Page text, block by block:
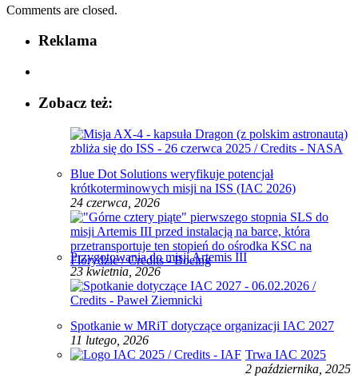
Comments are closed.
Reklama
Zobacz też:
Blue Dot Solutions weryfikuje potencjał
krótkoterminowych misji na ISS (IAC 2026)
24 czerwca, 2026
Przygotowania do misji Artemis III
23 kwietnia, 2026
Spotkanie w MRiT dotyczące organizacji IAC 2027
11 lutego, 2026
Trwa IAC 2025
2 października, 2025